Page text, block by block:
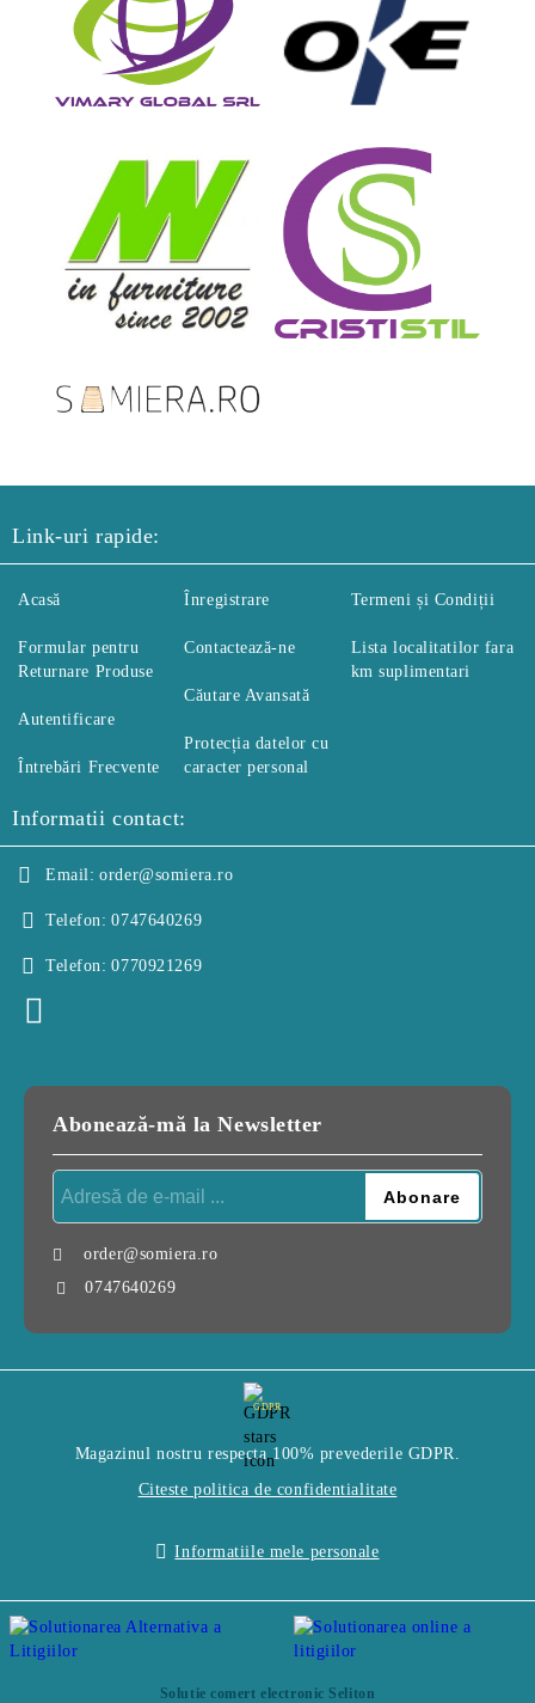
Link-uri rapide:
Acasă
Formular pentru
Returnare Produse
Autentificare
Întrebări Frecvente
Înregistrare
Contactează-ne
Căutare Avansată
Protecția datelor cu
caracter personal
Termeni și Condiții
Lista localitatilor fara
km suplimentari
Informatii contact:
Email: order@somiera.ro
Telefon: 0747640269
Telefon: 0770921269
Abonează-mă la Newsletter
order@somiera.ro
0747640269
GDPR
Magazinul nostru respecta 100% prevederile GDPR.
Citeste politica de confidentialitate
Informatiile mele personale
Solutie comert electronic Seliton